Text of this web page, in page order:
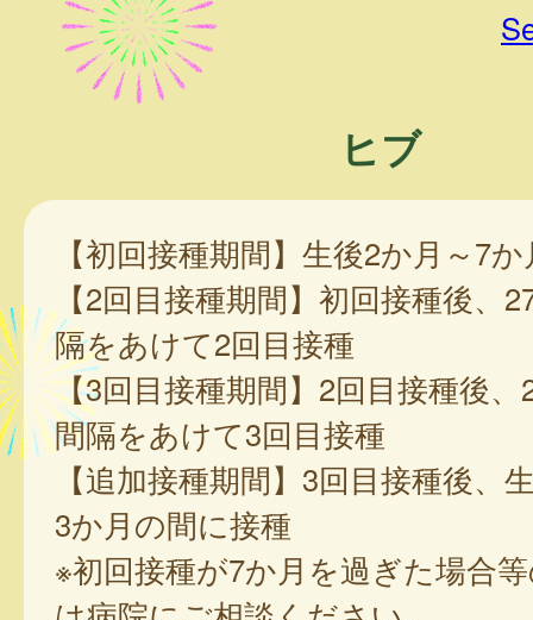
ヒブ
【初回接種期間】生後2か月～7か
【2回目接種期間】初回接種後、
隔をあけて2回目接種
【3回目接種期間】2回目接種後、
間隔をあけて3回目接種
【追加接種期間】3回目接種後、
3か月の間に接種
※初回接種が7か月を過ぎた場合